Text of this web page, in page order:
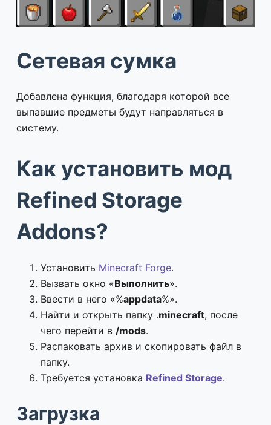
Сетевая сумка
Добавлена функция, благодаря которой все
выпавшие предметы будут направляться в
систему.
Как установить мод
Refined Storage
Addons?
Установить Minecraft Forge.
Вызвать окно «Выполнить».
Ввести в него «%appdata%».
Найти и открыть папку .minecraft, после
чего перейти в /mods.
Распаковать архив и скопировать файл в
папку.
Требуется установка Refined Storage.
Загрузка